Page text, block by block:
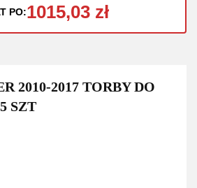
PO:1015,03 zł
2010-2017 TORBY DO
SZT